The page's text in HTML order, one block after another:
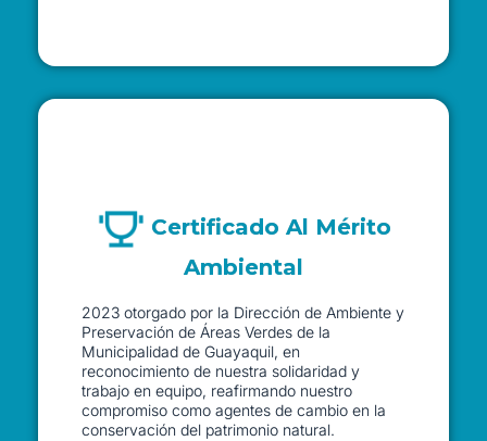
Certificado Al Mérito
Ambiental
2023 otorgado por la Dirección de Ambiente y
Preservación de Áreas Verdes de la
Municipalidad de Guayaquil, en
reconocimiento de nuestra solidaridad y
trabajo en equipo, reafirmando nuestro
compromiso como agentes de cambio en la
conservación del patrimonio natural.